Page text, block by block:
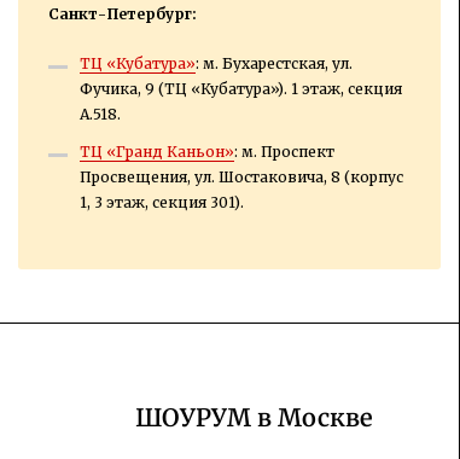
Санкт-Петербург:
ТЦ «Кубатура»: м. Бухарестская, ул.
Фучика, 9 (ТЦ «Кубатура»). 1 этаж, секция
А.518.
ТЦ «Гранд Каньон»: м. Проспект
Просвещения, ул. Шостаковича, 8 (корпус
1, 3 этаж, секция 301).
ШОУРУМ в Москве